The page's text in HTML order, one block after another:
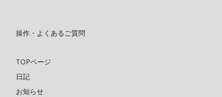
操作・よくあるご質問
TOPページ
日記
お知らせ